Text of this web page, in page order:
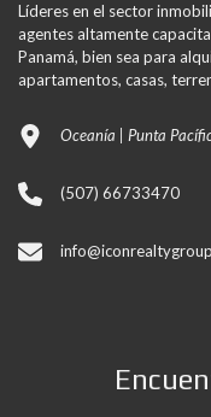
Líderes en el sector
agentes altamente
Panamá, bien sea para
apartamentos, casas,
Oceanía | Punta
(507) 66733470